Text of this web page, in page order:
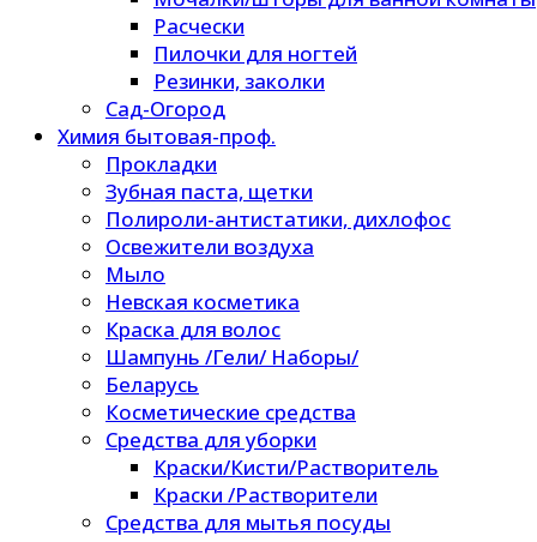
Расчески
Пилочки для ногтей
Резинки, заколки
Сад-Огород
Химия бытовая-проф.
Прокладки
Зубная паста, щетки
Полироли-антистатики, дихлофос
Освежители воздуха
Мыло
Невская косметика
Краска для волос
Шампунь /Гели/ Наборы/
Беларусь
Косметические средства
Средства для уборки
Краски/Кисти/Растворитель
Краски /Растворители
Средства для мытья посуды